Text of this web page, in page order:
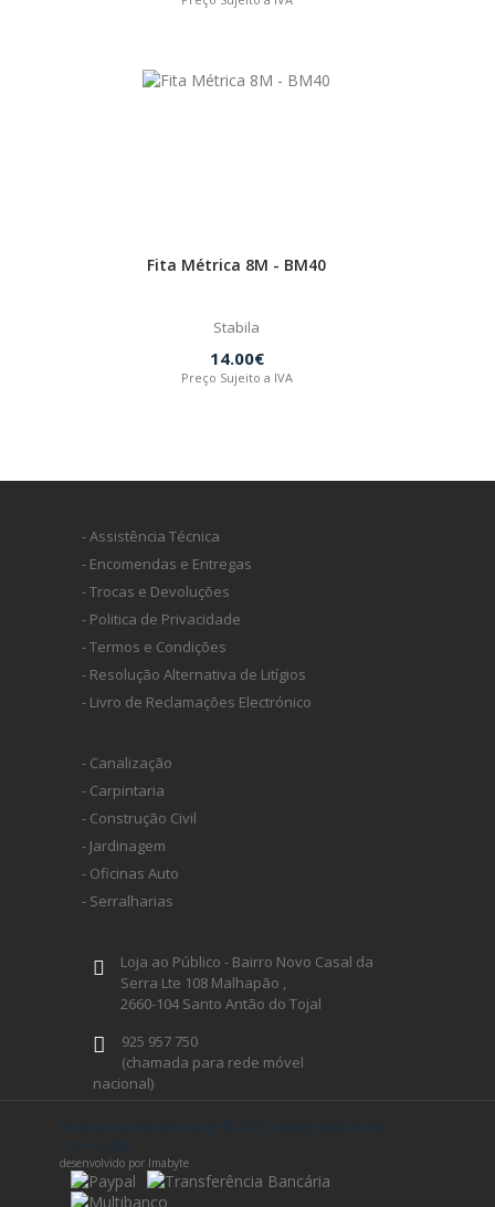
Fita Métrica 8M - BM40
Stabila
14.00€
Preço Sujeito a IVA
- Assistência Técnica
- Encomendas e Entregas
- Trocas e Devoluções
- Politica de Privacidade
- Termos e Condições
- Resolução Alternativa de Litígios
- Livro de Reclamações Electrónico
- Canalização
- Carpintaria
- Construção Civil
- Jardinagem
- Oficinas Auto
- Serralharias
Loja ao Público - Bairro Novo Casal da
Serra Lte 108 Malhapão ,
2660-104 Santo Antão do Tojal
925 957 750
(chamada para rede móvel
nacional)
geral@ferramentaprofissional.pt
Siga-nos
ferramentaprofissional.pt® 2026 - todos os direitos
reservados
desenvolvido por Imabyte